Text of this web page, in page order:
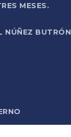
MESES.
NÚÑEZ BUTRÓN